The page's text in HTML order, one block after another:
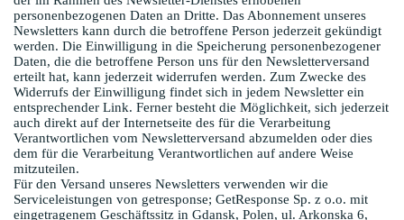
personenbezogenen Daten an Dritte. Das Abonnement unseres
Newsletters kann durch die betroffene Person jederzeit gekündigt
werden. Die Einwilligung in die Speicherung personenbezogener
Daten, die die betroffene Person uns für den Newsletterversand
erteilt hat, kann jederzeit widerrufen werden. Zum Zwecke des
Widerrufs der Einwilligung findet sich in jedem Newsletter ein
entsprechender Link. Ferner besteht die Möglichkeit, sich jederzeit
auch direkt auf der Internetseite des für die Verarbeitung
Verantwortlichen vom Newsletterversand abzumelden oder dies
dem für die Verarbeitung Verantwortlichen auf andere Weise
mitzuteilen.
Für den Versand unseres Newsletters verwenden wir die
Serviceleistungen von getresponse; GetResponse Sp. z o.o. mit
eingetragenem Geschäftssitz in Gdansk, Polen, ul. Arkonska 6,